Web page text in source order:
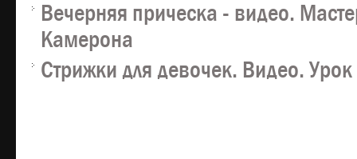
Вечерняя прическа - видео.
Камерона
Стрижки для девочек. Видео.